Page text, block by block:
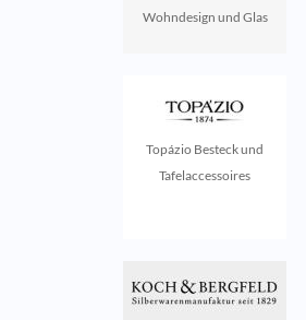
Wohndesign und Glas
Topázio Besteck und
Tafelaccessoires